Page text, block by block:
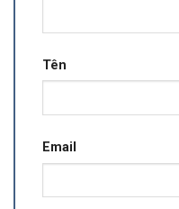
Tên
Email